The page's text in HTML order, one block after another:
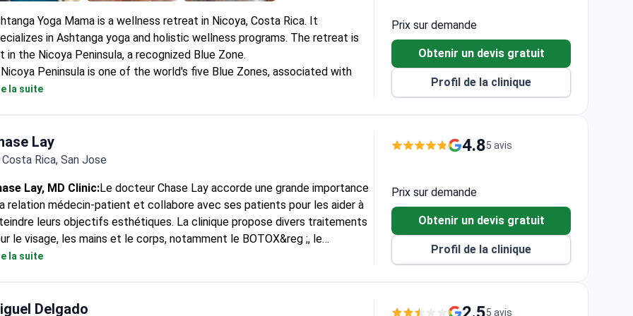
Yoga Mama is a wellness retreat in Nicoya, Costa Rica. It
in Ashtanga yoga and holistic wellness programs. The retreat is
in the Nicoya Peninsula, a recognized Blue Zone.
Nicoya Peninsula is one of the world's five Blue Zones, associated with
exceptional longevity.
la suite
Prix sur demande
Obtenir un devis gratuit
Profil de la clinique
Lay
Costa Rica, San Jose
Lay, MD Clinic:Le docteur Chase Lay accorde une grande importance
relation médecin-patient et collabore avec ses patients pour les aider à
leurs objectifs esthétiques. La clinique propose divers traitements
le visage, les mains et le corps, notamment le BOTOX&reg ;, le
;, l'HydraFacial et la thérapie IV. Le docteur Lay est un
que possible. La clinique fournit des informations pour aider les
la suite
4.85 avis
Prix sur demande
Obtenir un devis gratuit
Profil de la clinique
Delgado 5 avis